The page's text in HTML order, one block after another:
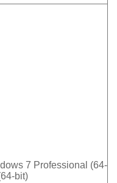
7 Professional (64-
bit)